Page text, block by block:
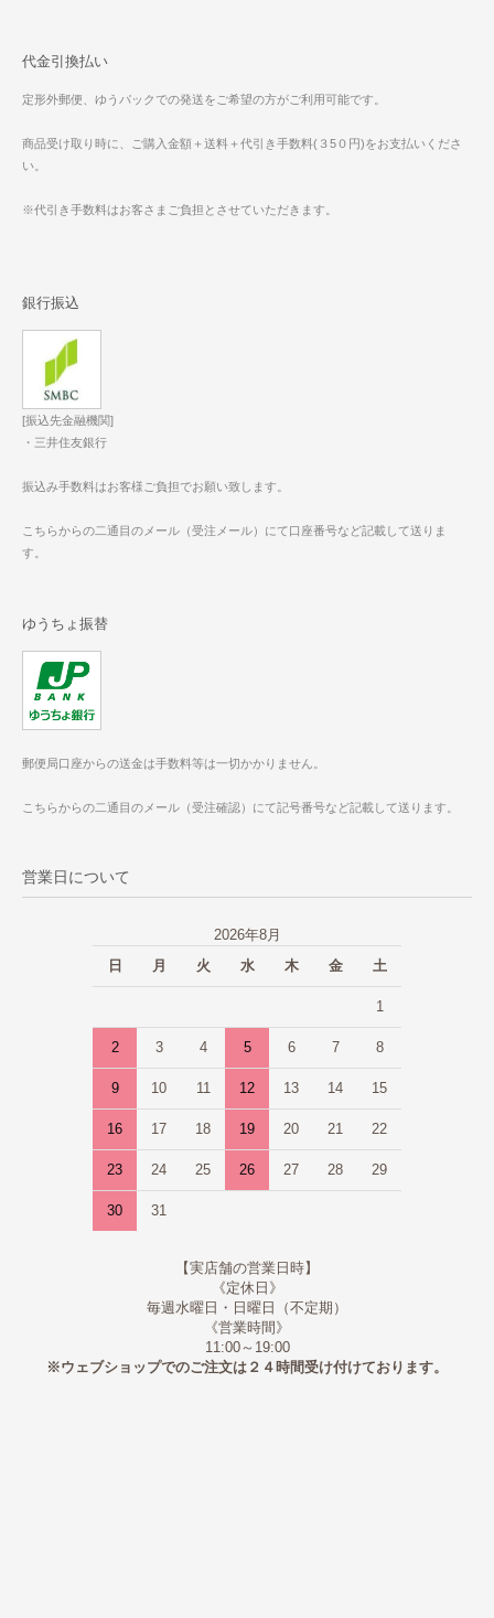
代金引換払い
定形外郵便、ゆうパックでの発送をご希望の方がご利用可能です。
商品受け取り時に、ご購入金額＋送料＋代引き手数料(３5０円)をお支払いくださ
い。
※代引き手数料はお客さまご負担とさせていただきます。
銀行振込
[振込先金融機関]
・三井住友銀行
振込み手数料はお客様ご負担でお願い致します。
こちらからの二通目のメール（受注メール）にて口座番号など記載して送りま
す。
ゆうちょ振替
郵便局口座からの送金は手数料等は一切かかりません。
こちらからの二通目のメール（受注確認）にて記号番号など記載して送ります。
営業日について
2026年8月
日
月 火 水 木 金 土
1
2 3 4 5 6 7 8
9 10 11 12 13 14 15
16 17 18 19 20 21 22
23 24 25 26 27 28 29
30 31
【実店舗の営業日時】
《定休日》
毎週水曜日・日曜日（不定期）
《営業時間》
11:00～19:00
※ウェブショップでのご注文は２４時間受け付けております。